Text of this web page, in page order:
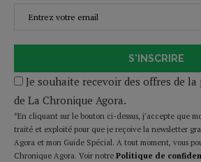
S'INSCRIRE
Je souhaite recevoir des offres de
de La Chronique Agora.
*En cliquant sur le bouton ci-dessus, j’accepte que
traité et exploité pour que je reçoive la newsletter
Agora et mon Guide Spécial. A tout moment, vous
Chronique Agora. Voir notre Politique de